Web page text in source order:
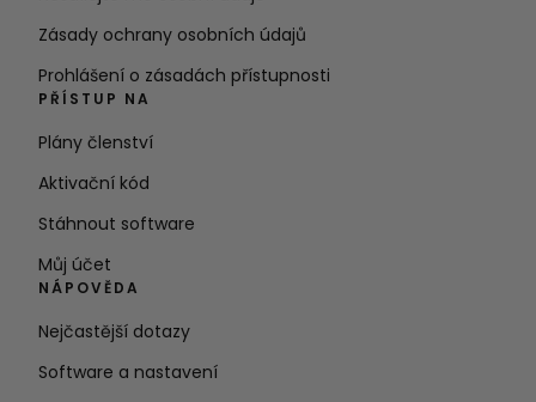
Zásady ochrany osobních údajů
Prohlášení o zásadách přístupnosti
PŘÍSTUP NA
Plány členství
Aktivační kód
Stáhnout software
Můj účet
NÁPOVĚDA
Nejčastější dotazy
Software a nastavení